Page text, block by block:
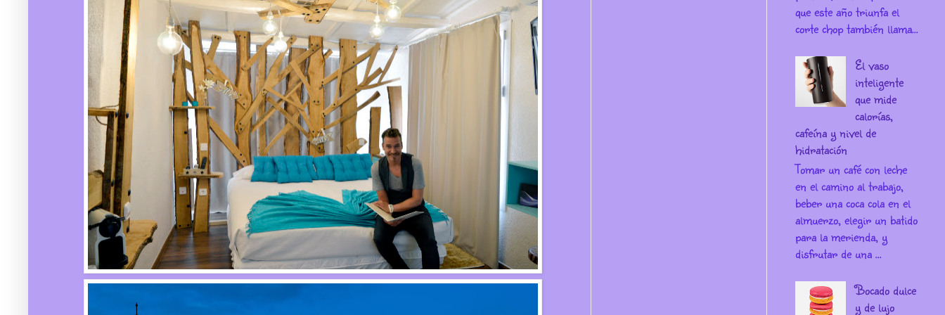
que este año triunfa el
corte chop también llama...
El vaso
inteligente
que mide
calorías,
cafeína y nivel de
hidratación
Tomar un café con leche
en el camino al trabajo,
beber una coca cola en el
almuerzo, elegir un batido
para la merienda, y
disfrutar de una ...
Bocado dulce
y de lujo